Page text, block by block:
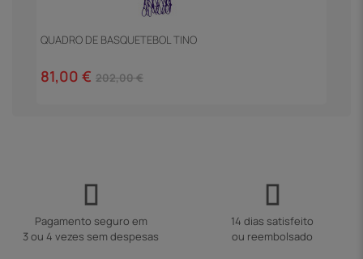
QUADRO DE BASQUETEBOL TINO
81,00 € 202,00 €
Pagamento seguro em
3 ou 4 vezes sem despesas
14 dias satisfeito
ou reembolsado